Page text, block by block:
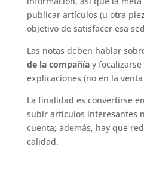
publicar artículos (u otra
objetivo de satisfacer esa
Las notas deben hablar
de la compañíay focalizarse
explicaciones (no en la
La finalidad es convertirse
subir artículos interesantes
cuenta; además, hay que
calidad.